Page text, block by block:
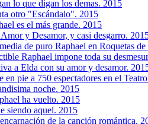
lo que digan los demas. 2015
otro "Escándalo". 2015
es el más grande. 2015
y Desamor, y casi desgarro.
de puro Raphael en Roquetas
Raphael impone toda su
a Elda con su amor y desamor.
en pie a 750 espectadores en el
noche. 2015
ha vuelto. 2015
siendo aquel. 2015
de la canción romántica.